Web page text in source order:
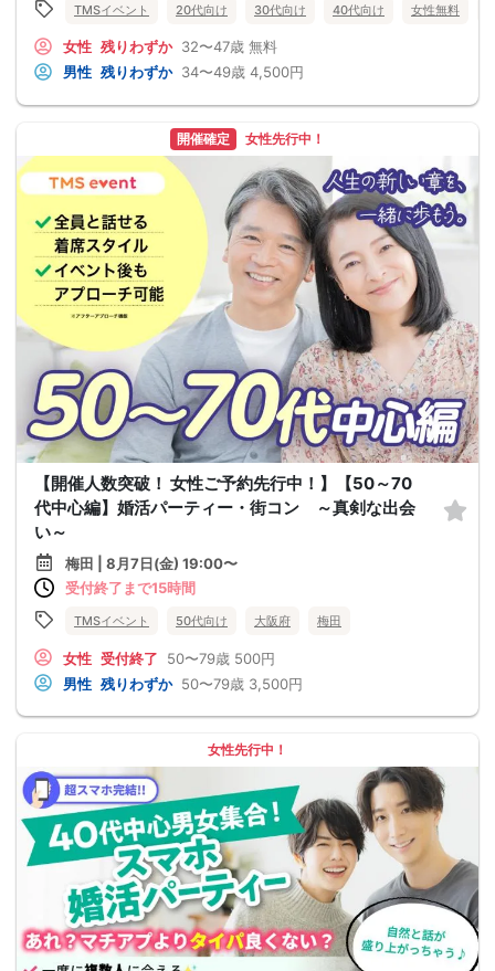
TMSイベント 20代向け 30代向け 40代向け 女性無料
女性 残りわずか 32〜47歳 無料
男性 残りわずか 34〜49歳 4,500円
開催確定 女性先行中！
【開催人数突破！ 女性ご予約先行中！】【50～70
代中心編】婚活パーティー・街コン ～真剣な出会
い～
梅田 | 8月7日(金) 19:00〜
受付終了まで15時間
TMSイベント 50代向け 大阪府 梅田
女性 受付終了 50〜79歳 500円
男性 残りわずか 50〜79歳 3,500円
女性先行中！